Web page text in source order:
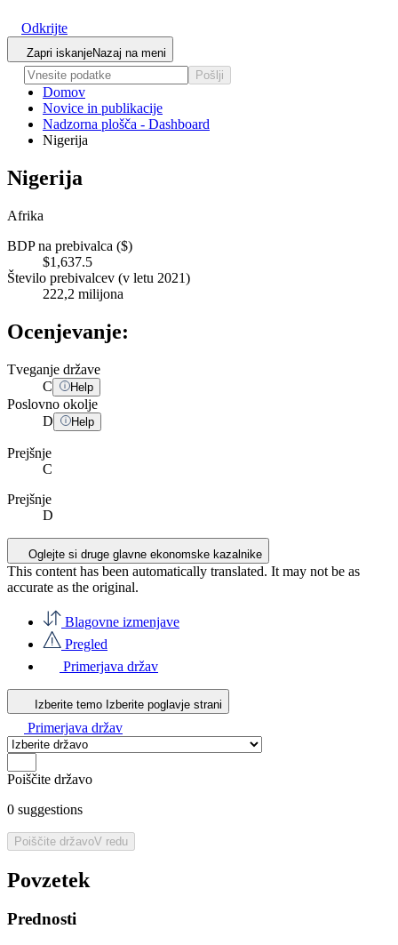
Odkrijte
Zapri iskanjeNazaj na meni
Pošlji
Domov
Novice in publikacije
Nadzorna plošča - Dashboard
Nigerija
Nigerija
Afrika
BDP na prebivalca ($)
$1,637.5
Število prebivalcev (v letu 2021)
222,2 milijona
Ocenjevanje:
Tveganje države
C
Help
Poslovno okolje
D
Help
Prejšnje
C
Prejšnje
D
Oglejte si druge glavne ekonomske kazalnike
This content has been automatically translated. It may not be as
accurate as the original.
Blagovne izmenjave
Pregled
Primerjava držav
Izberite temo Izberite poglavje strani
Primerjava držav
Poiščite državo
0 suggestions
Poiščite državoV redu
Povzetek
Prednosti